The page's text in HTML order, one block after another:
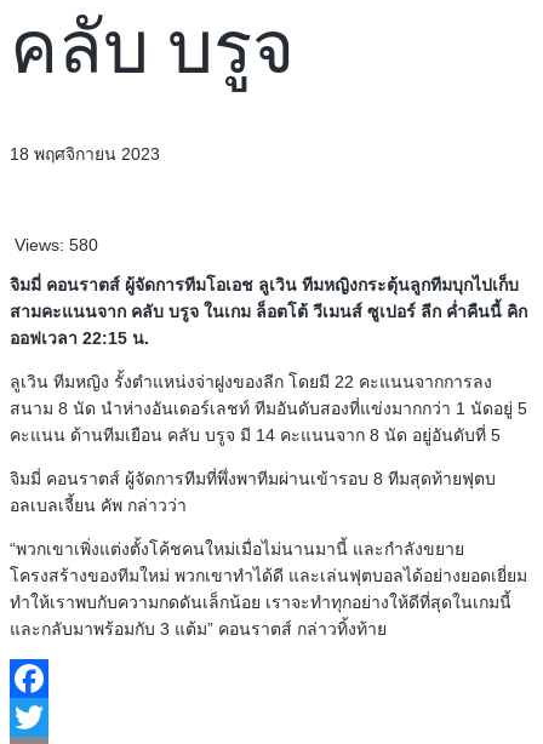
คลับ บรูจ
18 พฤศจิกายน 2023
Views: 580
จิมมี่ คอนราตส์ ผู้จัดการทีมโอเอช ลูเวิน ทีมหญิงกระตุ้นลูกทีมบุกไปเก็บ
สามคะแนนจาก คลับ บรูจ ในเกม ล็อตโต้ วีเมนส์ ซูเปอร์ ลีก ค่ำคืนนี้ คิก
ออฟเวลา 22:15 น.
ลูเวิน ทีมหญิง รั้งตำแหน่งจ่าฝูงของลีก โดยมี 22 คะแนนจากการลง
สนาม 8 นัด นำห่างอันเดอร์เลชท์ ทีมอันดับสองที่แข่งมากกว่า 1 นัดอยู่ 5
คะแนน ด้านทีมเยือน คลับ บรูจ มี 14 คะแนนจาก 8 นัด อยู่อันดับที่ 5
จิมมี่ คอนราตส์ ผู้จัดการทีมที่พึ่งพาทีมผ่านเข้ารอบ 8 ทีมสุดท้ายฟุตบ
อลเบลเจี้ยน คัพ กล่าวว่า
“พวกเขาเพิ่งแต่งตั้งโค้ชคนใหม่เมื่อไม่นานมานี้ และกำลังขยาย
โครงสร้างของทีมใหม่ พวกเขาทำได้ดี และเล่นฟุตบอลได้อย่างยอดเยี่ยม
ทำให้เราพบกับความกดดันเล็กน้อย เราจะทำทุกอย่างให้ดีที่สุดในเกมนี้
และกลับมาพร้อมกับ 3 แต้ม” คอนราตส์ กล่าวทิ้งท้าย
Facebook